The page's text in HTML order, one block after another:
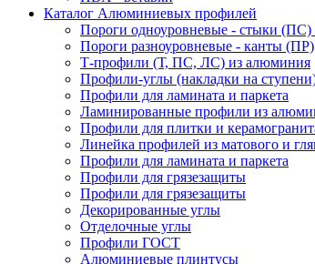
Каталог Алюминиевых профилей
Пороги одноуровневые - стыки
Пороги разноуровневые - канты (ПР)
Т-профили (Т, ПС, ЛС) из алюминия
Профили-углы (накладки на
Профили для ламината и паркета
Ламинированные профили из
Профили для плитки и
Линейка профилей из матового и
Профили для ламината и паркета
Профили для грязезащиты
Профили для грязезащиты
Декорированные углы
Отделочные углы
Профили ГОСТ
Алюминиевые плинтусы